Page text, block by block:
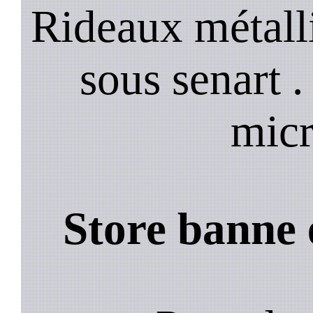
Rideaux
sous senart
Store banne